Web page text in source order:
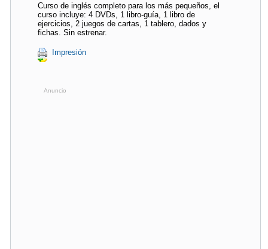
Curso de inglés completo para los más pequeños, el
curso incluye: 4 DVDs, 1 libro-guía, 1 libro de
ejercicios, 2 juegos de cartas, 1 tablero, dados y
fichas. Sin estrenar.
Impresión
Anuncio